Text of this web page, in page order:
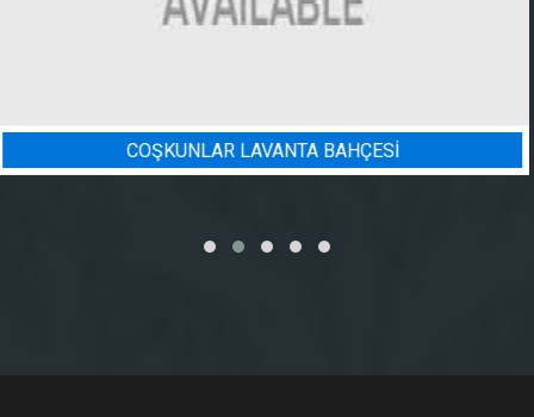
BADEM BAHÇESI SULAMA